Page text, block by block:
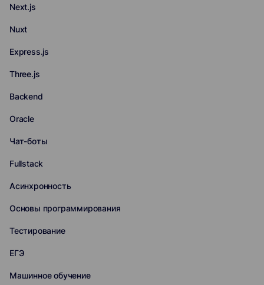
Next.js
Nuxt
Express.js
Three.js
Backend
Oracle
Чат-боты
Fullstack
Асинхронность
Основы программирования
Тестирование
ЕГЭ
Машинное обучение